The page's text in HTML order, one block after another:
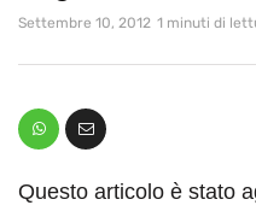
Settembre 10, 2012 1 minuti di
Questo articolo è stato